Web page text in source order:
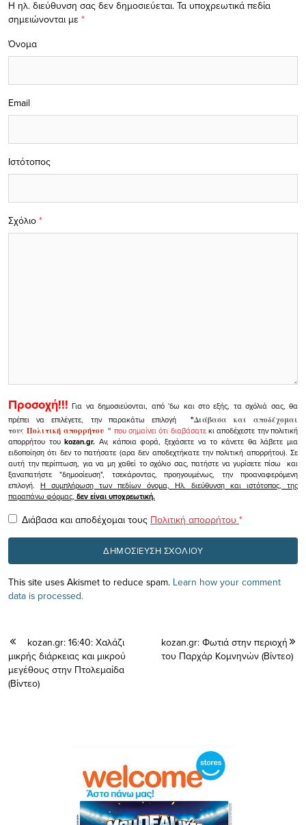
Η ηλ. διεύθυνση σας δεν δημοσιεύεται. Τα υποχρεωτικά πεδία
σημειώνονται με *
Σχόλιο *
Όνομα
Email
Ιστότοπος
Προσοχή!!! Για να δημοσιεύονται, από 'δω και στο εξής, τα σχόλιά σας, θα
πρέπει να επιλέγετε, την παρακάτω επιλογή
"Διάβασα και αποδέχομαι
τουςΠολιτική απορρήτου" που σημαίνει ότι διαβάσατεκι αποδέχεστε την πολιτική
απορρήτου τουkozan.gr. Αν, κάποια φορά, ξεχάσετε να το κάνετε θα λάβετε μια
ειδοποίηση ότι δεν το πατήσατε (αρα δεν αποδεχτήκατε την πολιτική απορρήτου). Σε
αυτή την περίπτωση, για να μη χαθεί το σχόλιο σας, πατήστε να γυρίσετε πίσω και
ξαναπατήστε "δημοσίευση", τσεκάροντας, προηγουμένως, την προαναφερόμενη
επιλογή.Η συμπλήρωση των πεδίων όνομα, Ηλ. διεύθυνση και ιστότοπος, της
παραπάνω φόρμας, δεν είναι υποχρεωτική.
Διάβασα και αποδέχομαι τους Πολιτική απορρήτου *
This site uses Akismet to reduce spam. Learn how your comment
data is processed.
kozan.gr: 16:40: Χαλάζι
μικρής διάρκειας και μικρού
μεγέθους στην Πτολεμαίδα
(Βίντεο)
kozan.gr: Φωτιά στην περιοχή
του Παρχάρ Κομνηνών (Βίντεο)